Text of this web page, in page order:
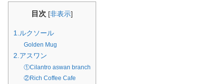
目次 [非表示]
1.ルクソール
Golden Mug
2.アスワン
①Cilantro aswan branch
②Rich Coffee Cafe